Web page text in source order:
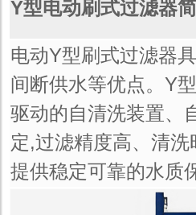
Y型电动刷式过滤器简
电动Y型刷式过滤器
间断供水等优点。Y
驱动的自清洗装置、
定,过滤精度高、清
提供稳定可靠的水质